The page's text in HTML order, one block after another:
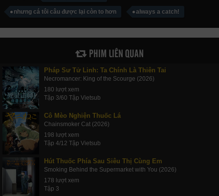
nhưng cá tôi câu được lại còn to hơn always a catch!
PHIM LIÊN QUAN
Pháp Sư Tử Linh: Ta Chính Là Thiên Tai
Necromancer: King of the Scourge (2026)
180 lượt xem
Tập 3/60 Tập Vietsub
Cô Mèo Nghiện Thuốc Lá
Chainsmoker Cat (2026)
198 lượt xem
Tập 4/12 Tập Vietsub
Hút Thuốc Phía Sau Siêu Thị Cùng Em
Smoking Behind the Supermarket with You (2026)
178 lượt xem
Tập 3